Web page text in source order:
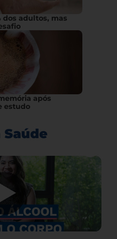
dos adultos, mas
após
estudo
Saúde